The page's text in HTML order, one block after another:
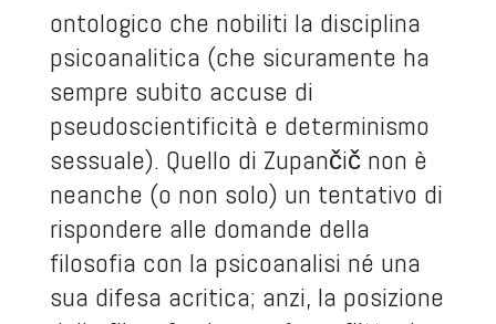
ontologico che nobiliti la disciplina
psicoanalitica (che sicuramente ha
sempre subito accuse di
pseudoscientificità e determinismo
sessuale). Quello di Zupančič non è
neanche (o non solo) un tentativo di
rispondere alle domande della
filosofia con la psicoanalisi né una
sua difesa acritica; anzi, la posizione